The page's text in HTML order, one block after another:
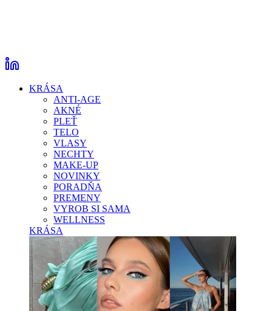
KRÁSA
ANTI-AGE
AKNÉ
PLEŤ
TELO
VLASY
NECHTY
MAKE-UP
NOVINKY
PORADŇA
PREMENY
VYROB SI SAMA
WELLNESS
KRÁSA